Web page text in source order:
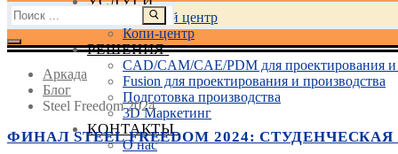
Учебный центр
Копи-центр
РЕШЕНИЯ
CAD/CAM/CAE/PDM для проектирования и
Fusion для проектирования и производства
Подготовка производства
3D Маркетинг
КОНТАКТЫ
О нас
Найти:
Аркада
Блог
Steel Freedom 2024
ФИНАЛ STEEL FREEDOM 2024: